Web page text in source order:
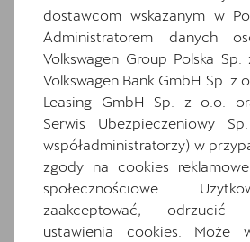
Gniazdo 230V w bagazniku
Hybrid drive system mHEV
Informacje o oponach
Operating permit, alteration
Oslony przeciwsloneczne
pasazera z zamykanymi i
lusterkami
Oswietlenie powitalne LED w
bocznych
dostawcom wskazanym w
Administratorem danych
Volkswagen Group Polska
Volkswagen Bank GmbH Sp. z
Leasing GmbH Sp. z o.o.
Serwis Ubezpieczeniowy
współadministratorzy) w
zgody na cookies
społecznościowe.
zaakceptować,
ustawienia cookies. Może